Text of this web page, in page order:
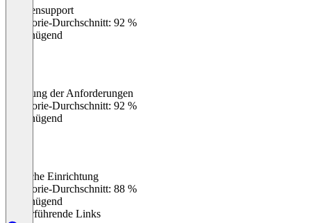
Kundensupport
Kategorie-Durchschnitt: 92 %
Ungenügend
Erfüllung der Anforderungen
Kategorie-Durchschnitt: 92 %
Ungenügend
Einfache Einrichtung
Kategorie-Durchschnitt: 88 %
Ungenügend
Weiterführende Links